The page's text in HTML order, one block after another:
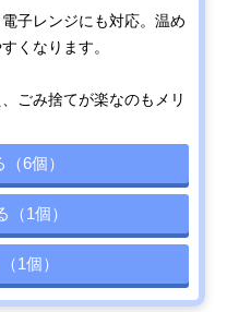
子レンジにも対応。温め
くなります。
ごみ捨てが楽なのもメリ
6個）
1個）
1個）